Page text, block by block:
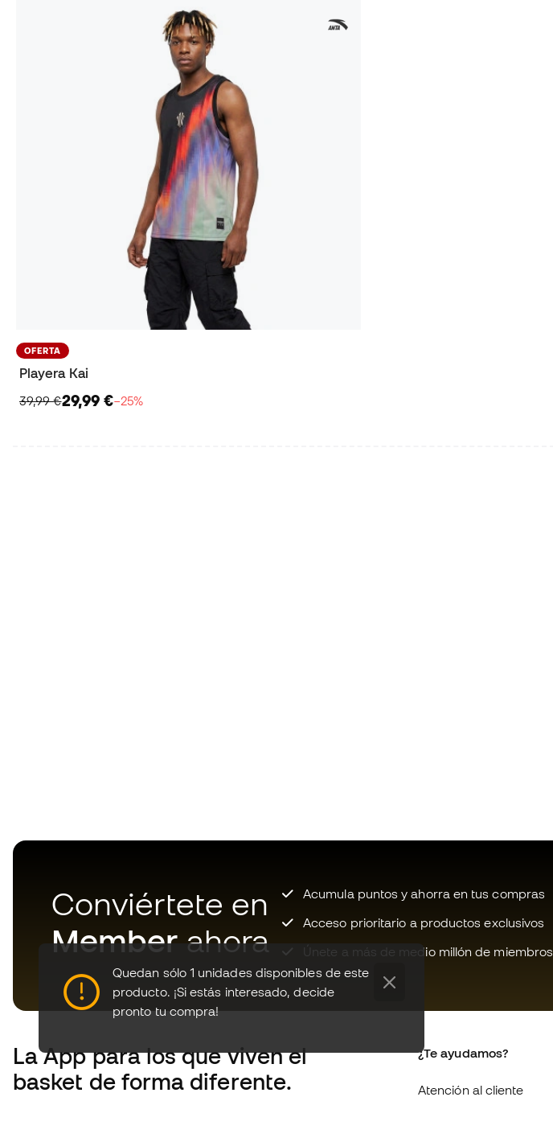
OFERTA
Playera Kai
39,99 €29,99 €−25%
Quedan sólo 1 unidades disponibles de este
producto. ¡Si estás interesado, decide
pronto tu compra!
Conviértete en
Member ahora
Acumula puntos y ahorra en tus compras
Acceso prioritario a productos exclusivos
Únete a más de medio millón de miembros
La Apppara los que viven el
basket de forma diferente.
¿Te ayudamos?
Atención al cliente